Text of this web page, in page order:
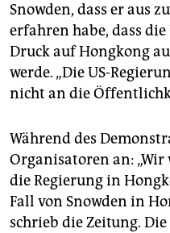
Snowden, dass er aus
erfahren habe, dass
Druck auf Hongkong
werde. „Die US-
nicht an die
Während des
Organisatoren an:
die Regierung in
Fall von Snowden in
schrieb die Zeitung.